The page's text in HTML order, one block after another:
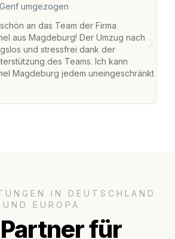
umgezogen
an das Team der Firma
aus Magdeburg! Der Umzug nach
und stressfrei dank der
des Teams. Ich kann
Magdeburg jedem uneingeschränkt
IN DEUTSCHLAND
UND EUROPA
für